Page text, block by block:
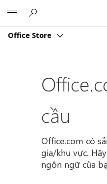
Office Store
cầu
Office.com có
gia/khu vực.
ngôn ngữ của